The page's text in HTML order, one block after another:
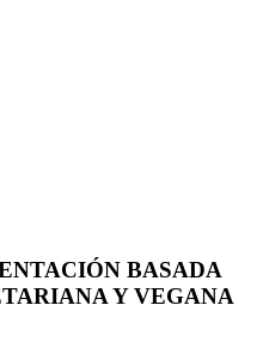
BASADA
Y VEGANA